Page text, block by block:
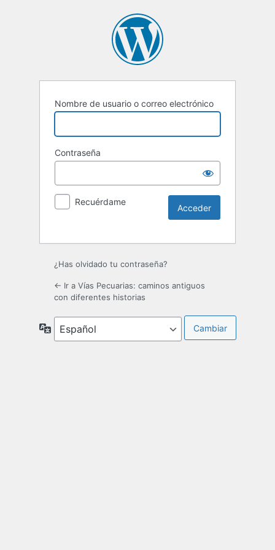
Nombre de usuario o correo electrónico
Contraseña
Recuérdame
¿Has olvidado tu contraseña?
← Ir a Vías Pecuarias: caminos antiguos
con diferentes historias
Idioma